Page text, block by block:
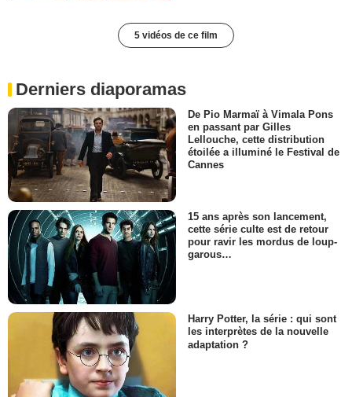
5 vidéos de ce film
Derniers diaporamas
De Pio Marmaï à Vimala Pons
en passant par Gilles
Lellouche, cette distribution
étoilée a illuminé le Festival de
Cannes
15 ans après son lancement,
cette série culte est de retour
pour ravir les mordus de loup-
garous…
Harry Potter, la série : qui sont
les interprètes de la nouvelle
adaptation ?